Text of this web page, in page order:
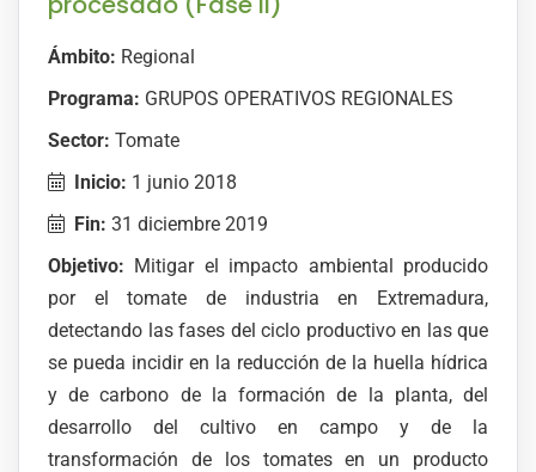
Ámbito: Regional
Programa: GRUPOS OPERATIVOS REGIONALES
Sector: Tomate
Inicio: 1 junio 2018
Fin: 31 diciembre 2019
Objetivo: Mitigar el impacto ambiental producido
por el tomate de industria en Extremadura,
detectando las fases del ciclo productivo en las que
se pueda incidir en la reducción de la huella hídrica
y de carbono de la formación de la planta, del
desarrollo del cultivo en campo y de la
transformación de los tomates en un producto